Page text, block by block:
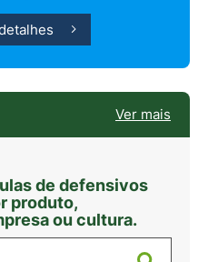
Ver mais
de defensivos
produto,
ou cultura.